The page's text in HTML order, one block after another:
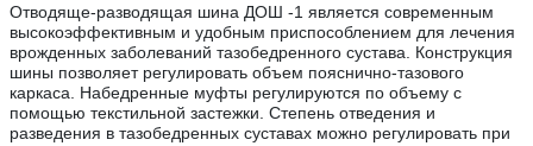
Отводяще-разводящая шина ДОШ -1 является современным
высокоэффективным и удобным приспособлением для лечения
врожденных заболеваний тазобедренного сустава. Конструкция
шины позволяет регулировать объем пояснично-тазового
каркаса. Набедренные муфты регулируются по объему с
помощью текстильной застежки. Степень отведения и
разведения в тазобедренных суставах можно регулировать при